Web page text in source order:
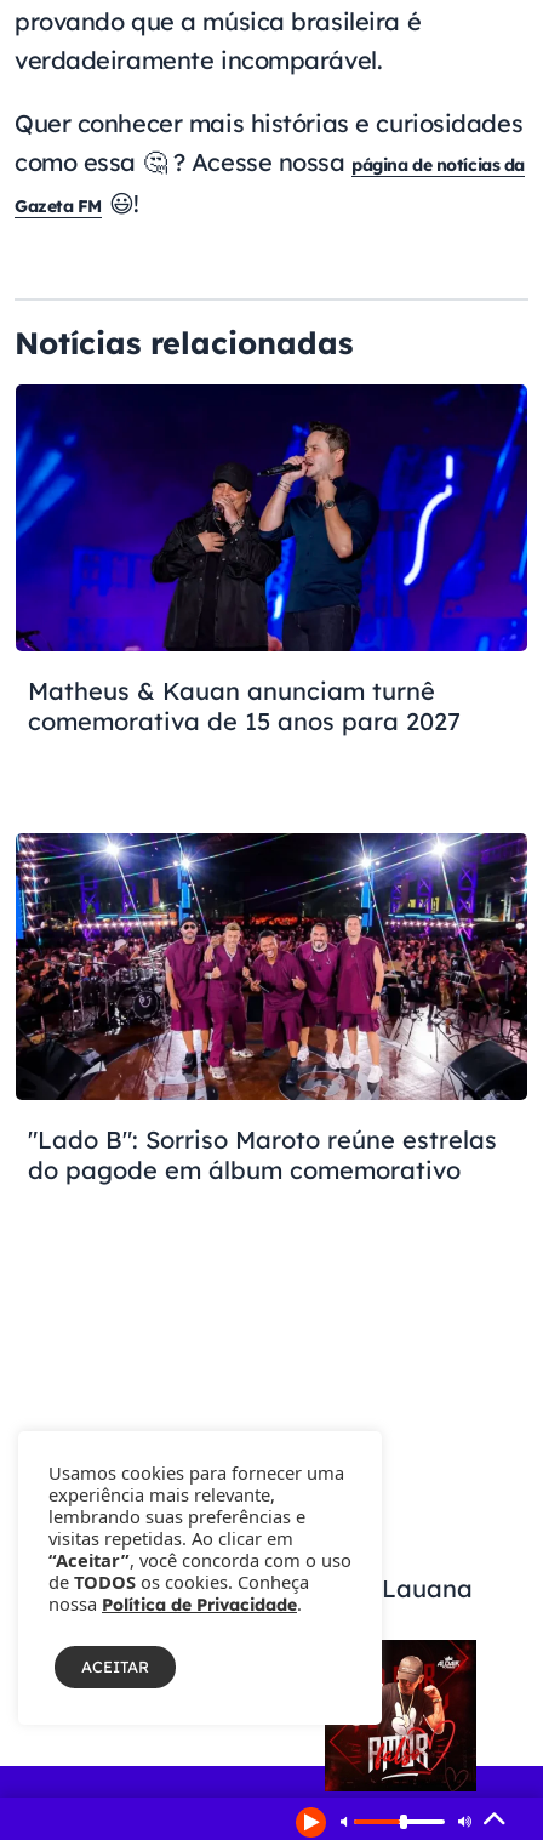
provando que a música brasileira é
verdadeiramente incomparável.
Quer conhecer mais histórias e curiosidades
como essa 🤔 ? Acesse nossa página de notícias da
Gazeta FM 😃!
Notícias relacionadas
Matheus & Kauan anunciam turnê
comemorativa de 15 anos para 2027
"Lado B": Sorriso Maroto reúne estrelas
do pagode em álbum comemorativo
Nasce Dom, primeiro filho de Lauana
Prado
Usamos cookies para fornecer uma
experiência mais relevante,
lembrando suas preferências e
visitas repetidas. Ao clicar em
“Aceitar”, você concorda com o uso
de TODOS os cookies. Conheça
nossa Política de Privacidade.
ACEITAR